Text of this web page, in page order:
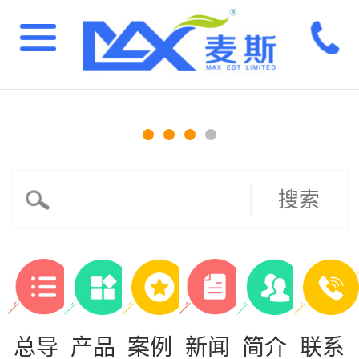
搜索
总导 产品 案例 新闻 简介 联系